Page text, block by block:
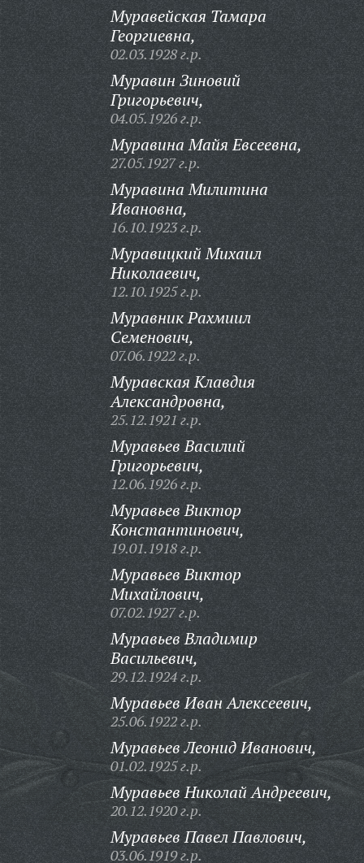
Муравейская Тамара
Георгиевна,
02.03.1928 г.р.
Муравин Зиновий
Григорьевич,
04.05.1926 г.р.
Муравина Майя Евсеевна,
27.05.1927 г.р.
Муравина Милитина
Ивановна,
16.10.1923 г.р.
Муравицкий Михаил
Николаевич,
12.10.1925 г.р.
Муравник Рахмиил
Семенович,
07.06.1922 г.р.
Муравская Клавдия
Александровна,
25.12.1921 г.р.
Муравьев Василий
Григорьевич,
12.06.1926 г.р.
Муравьев Виктор
Константинович,
19.01.1918 г.р.
Муравьев Виктор
Михайлович,
07.02.1927 г.р.
Муравьев Владимир
Васильевич,
29.12.1924 г.р.
Муравьев Иван Алексеевич,
25.06.1922 г.р.
Муравьев Леонид Иванович,
01.02.1925 г.р.
Муравьев Николай Андреевич,
20.12.1920 г.р.
Муравьев Павел Павлович,
03.06.1919 г.р.